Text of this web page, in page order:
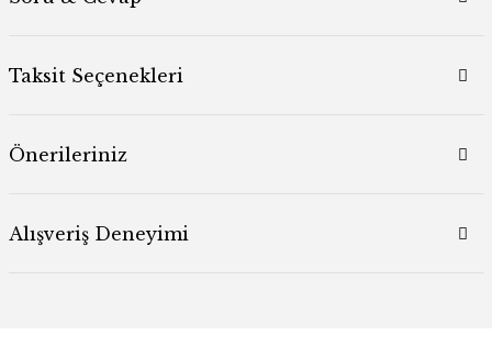
Taksit Seçenekleri
Önerileriniz
Alışveriş Deneyimi